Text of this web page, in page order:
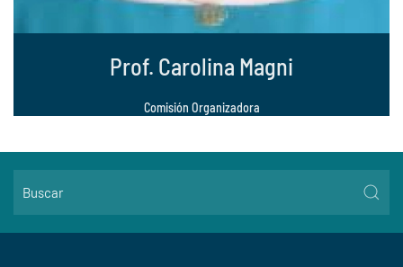
Prof. Carolina Magni
Comisión Organizadora